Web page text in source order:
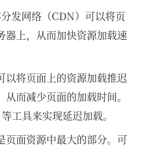
发网络（CDN）可以将页
器上，从而加快资源加载速
以将页面上的资源加载推迟
而减少页面的加载时间。
工具来实现延迟加载。
页面资源中最大的部分。可